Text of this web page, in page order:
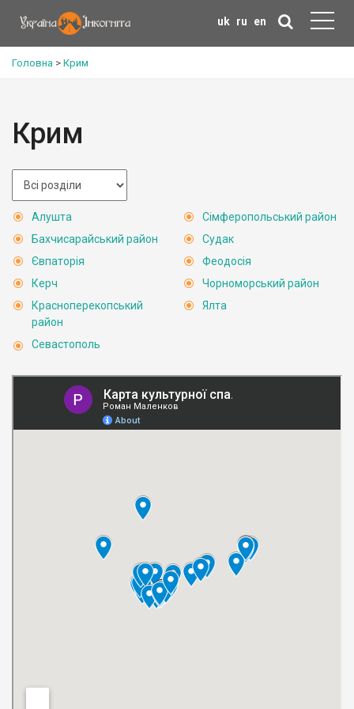
uk ru en
Головна > Крим
Крим
Алушта
Бахчисарайський район
Євпаторія
Керч
Красноперекопський
район
Севастополь
Сімферопольський район
Судак
Феодосія
Чорноморський район
Ялта